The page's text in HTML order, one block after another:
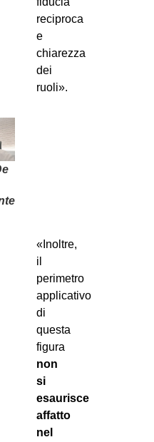
reciproca
e
chiarezza
dei
ruoli».
«Inoltre,
il
perimetro
applicativo
di
questa
figura
non
si
esaurisce
affatto
nel